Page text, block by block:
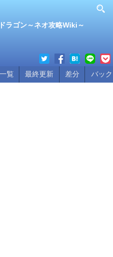
ラゴン～ネオ攻略Wiki～
一覧 最終更新 差分 バッ